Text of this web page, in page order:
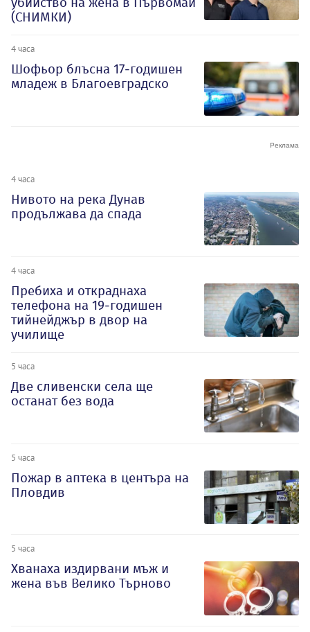
(СНИМКИ)
4 часа
Шофьор блъсна 17-годишен
младеж в Благоевградско
4 часа
Нивото на река Дунав
продължава да спада
4 часа
Пребиха и откраднаха
телефона на 19-годишен
тийнейджър в двор на
училище
5 часа
Две сливенски села ще
останат без вода
5 часа
Пожар в аптека в центъра на
Пловдив
5 часа
Хванаха издирвани мъж и
жена във Велико Търново